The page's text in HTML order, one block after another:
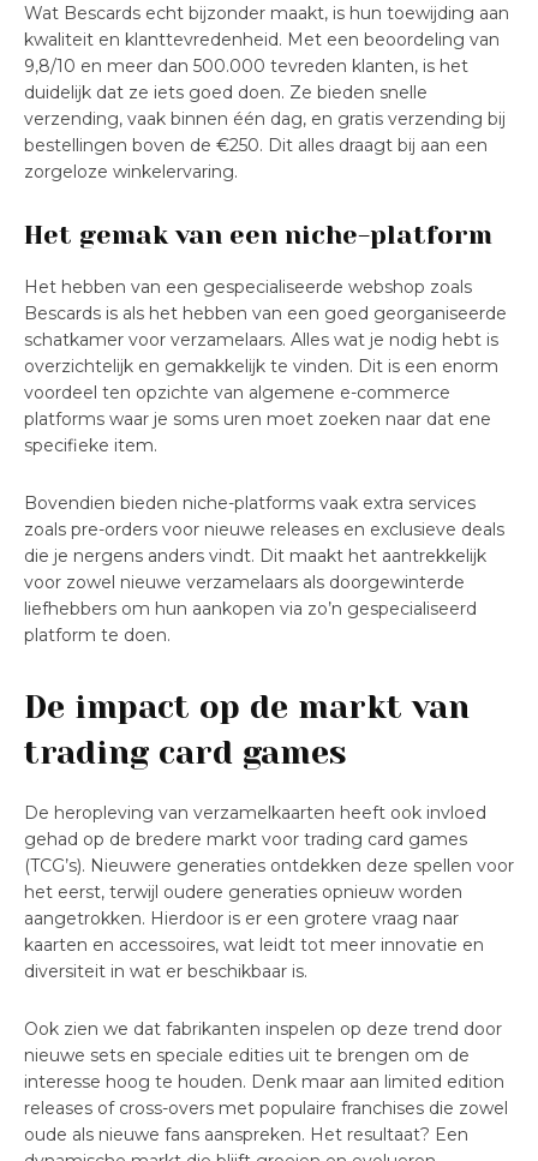
Wat Bescards echt bijzonder maakt, is hun toewijding aan
kwaliteit en klanttevredenheid. Met een beoordeling van
9,8/10 en meer dan 500.000 tevreden klanten, is het
duidelijk dat ze iets goed doen. Ze bieden snelle
verzending, vaak binnen één dag, en gratis verzending bij
bestellingen boven de €250. Dit alles draagt bij aan een
zorgeloze winkelervaring.
Het gemak van een niche-platform
Het hebben van een gespecialiseerde webshop zoals
Bescards is als het hebben van een goed georganiseerde
schatkamer voor verzamelaars. Alles wat je nodig hebt is
overzichtelijk en gemakkelijk te vinden. Dit is een enorm
voordeel ten opzichte van algemene e-commerce
platforms waar je soms uren moet zoeken naar dat ene
specifieke item.
Bovendien bieden niche-platforms vaak extra services
zoals pre-orders voor nieuwe releases en exclusieve deals
die je nergens anders vindt. Dit maakt het aantrekkelijk
voor zowel nieuwe verzamelaars als doorgewinterde
liefhebbers om hun aankopen via zo’n gespecialiseerd
platform te doen.
De impact op de markt van
trading card games
De heropleving van verzamelkaarten heeft ook invloed
gehad op de bredere markt voor trading card games
(TCG’s). Nieuwere generaties ontdekken deze spellen voor
het eerst, terwijl oudere generaties opnieuw worden
aangetrokken. Hierdoor is er een grotere vraag naar
kaarten en accessoires, wat leidt tot meer innovatie en
diversiteit in wat er beschikbaar is.
Ook zien we dat fabrikanten inspelen op deze trend door
nieuwe sets en speciale edities uit te brengen om de
interesse hoog te houden. Denk maar aan limited edition
releases of cross-overs met populaire franchises die zowel
oude als nieuwe fans aanspreken. Het resultaat? Een